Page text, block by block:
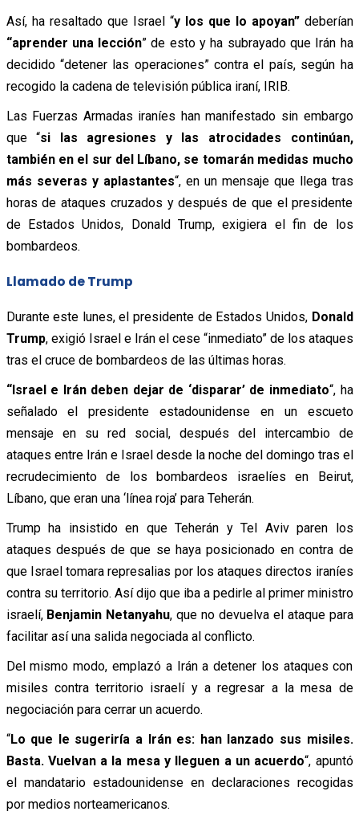
Así, ha resaltado que Israel “y los que lo apoyan”deberían
“aprender una lección” de esto y ha subrayado que Irán ha
decidido “detener las operaciones” contra el país, según ha
recogido la cadena de televisión pública iraní, IRIB.
Las Fuerzas Armadas iraníes han manifestado sin embargo
que “si las agresiones y las atrocidades continúan,
también en el sur del Líbano, se tomarán medidas mucho
más severas y aplastantes“, en un mensaje que llega tras
horas de ataques cruzados y después de que el presidente
de Estados Unidos, Donald Trump, exigiera el fin de los
bombardeos.
Llamado de Trump
Durante este lunes, el presidente de Estados Unidos, Donald
Trump, exigió Israel e Irán el cese “inmediato” de los ataques
tras el cruce de bombardeos de las últimas horas.
“Israel e Irán deben dejar de ‘disparar’ de inmediato“, ha
señalado el presidente estadounidense en un escueto
mensaje en su red social, después del intercambio de
ataques entre Irán e Israel desde la noche del domingo tras el
recrudecimiento de los bombardeos israelíes en Beirut,
Líbano, que eran una ‘línea roja’ para Teherán.
Trump ha insistido en que Teherán y Tel Aviv paren los
ataques después de que se haya posicionado en contra de
que Israel tomara represalias por los ataques directos iraníes
contra su territorio. Así dijo que iba a pedirle al primer ministro
israelí, Benjamin Netanyahu, que no devuelva el ataque para
facilitar así una salida negociada al conflicto.
Del mismo modo, emplazó a Irán a detener los ataques con
misiles contra territorio israelí y a regresar a la mesa de
negociación para cerrar un acuerdo.
“Lo que le sugeriría a Irán es: han lanzado sus misiles.
Basta. Vuelvan a la mesa y lleguen a un acuerdo“, apuntó
el mandatario estadounidense en declaraciones recogidas
por medios norteamericanos.